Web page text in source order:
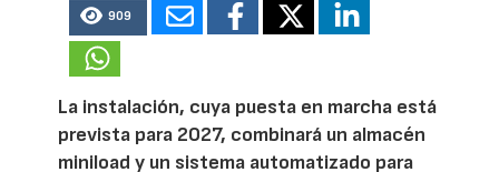
909
La instalación, cuya puesta en marcha está
prevista para 2027, combinará un almacén
miniload y un sistema automatizado para